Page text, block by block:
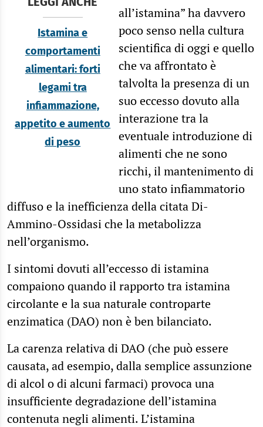
Istamina e
comportamenti
alimentari: forti
legami tra
infiammazione,
appetito e aumento
di peso
all’istamina” ha davvero
poco senso nella cultura
scientifica di oggi e quello
che va affrontato è
talvolta la presenza di un
suo eccesso dovuto alla
interazione tra la
eventuale introduzione di
alimenti che ne sono
ricchi, il mantenimento di
uno stato infiammatorio
diffuso e la inefficienza della citata Di-
Ammino-Ossidasi che la metabolizza
nell’organismo.
I sintomi dovuti all’eccesso di istamina
compaiono quando il rapporto tra istamina
circolante e la sua naturale controparte
enzimatica (DAO) non è ben bilanciato.
La carenza relativa di DAO (che può essere
causata, ad esempio, dalla semplice assunzione
di alcol o di alcuni farmaci) provoca una
insufficiente degradazione dell’istamina
contenuta negli alimenti. L’istamina